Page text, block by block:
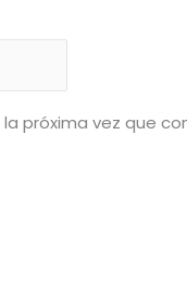
próxima vez que